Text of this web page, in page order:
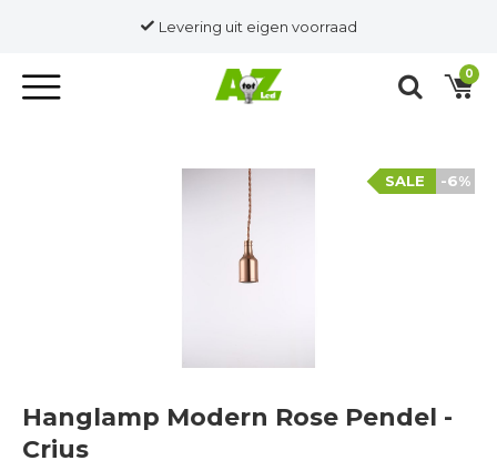
Levering uit eigen voorraad
0
-6%
SALE
Hanglamp Modern Rose Pendel -
Crius